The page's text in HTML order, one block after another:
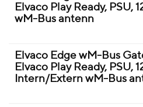
Elvaco Play Ready, PSU,
wM-Bus antenn
Elvaco Edge wM-Bus
Elvaco Play Ready, PSU,
Intern/Extern wM-Bus